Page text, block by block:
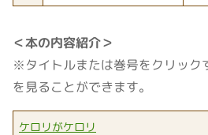
＜本の内容紹介＞
※タイトルまたは巻号をクリック
を見ることができます。
ケロリがケロリ